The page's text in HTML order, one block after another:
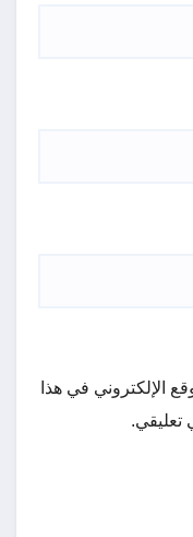
الإلكتروني في هذا
تعليقي.